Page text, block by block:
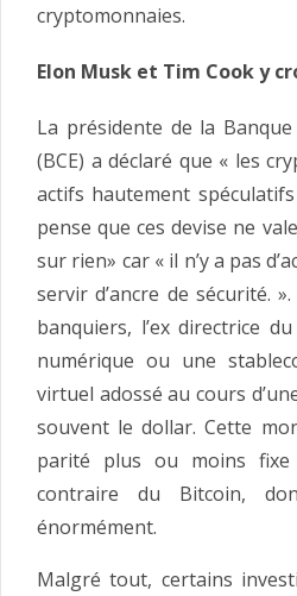
cryptomonnaies.
Elon Musk et Tim Cook y
La présidente de la
(BCE) a déclaré que « les
actifs hautement
pense que ces devise ne
sur rien» car « il n’y a pas
servir d’ancre de sécurité.
banquiers, l’ex directrice
numérique ou une
virtuel adossé au cours
souvent le dollar. Cette
parité plus ou moins
contraire du Bitcoin,
énormément.
Malgré tout, certains